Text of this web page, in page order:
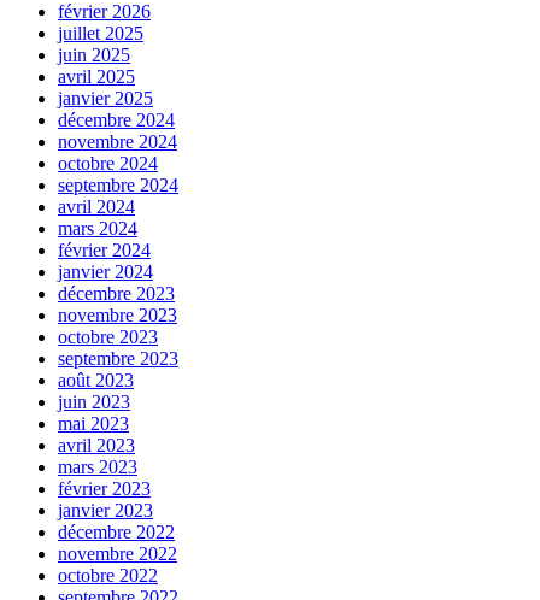
février 2026
juillet 2025
juin 2025
avril 2025
janvier 2025
décembre 2024
novembre 2024
octobre 2024
septembre 2024
avril 2024
mars 2024
février 2024
janvier 2024
décembre 2023
novembre 2023
octobre 2023
septembre 2023
août 2023
juin 2023
mai 2023
avril 2023
mars 2023
février 2023
janvier 2023
décembre 2022
novembre 2022
octobre 2022